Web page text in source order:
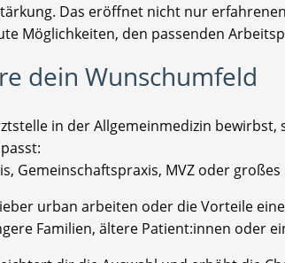
Das eröffnet nicht nur
Möglichkeiten, den passenden
dein Wunschumfeld
in der Allgemeinmedizin
Gemeinschaftspraxis, MVZ oder
urban arbeiten oder die Vorteile
Familien, ältere Patient:innen oder